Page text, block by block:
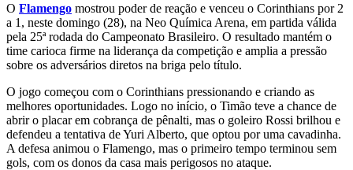
O Flamengo mostrou poder de reação e venceu o Corinthians por 2
a 1, neste domingo (28), na Neo Química Arena, em partida válida
pela 25ª rodada do Campeonato Brasileiro. O resultado mantém o
time carioca firme na liderança da competição e amplia a pressão
sobre os adversários diretos na briga pelo título.
O jogo começou com o Corinthians pressionando e criando as
melhores oportunidades. Logo no início, o Timão teve a chance de
abrir o placar em cobrança de pênalti, mas o goleiro Rossi brilhou e
defendeu a tentativa de Yuri Alberto, que optou por uma cavadinha.
A defesa animou o Flamengo, mas o primeiro tempo terminou sem
gols, com os donos da casa mais perigosos no ataque.